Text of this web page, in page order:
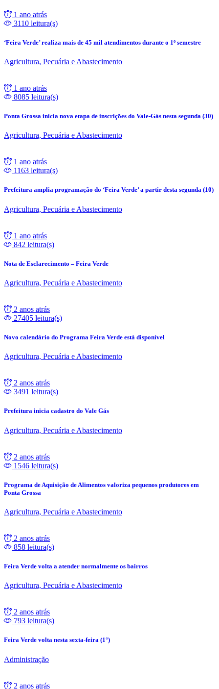
1 ano atrás
3110 leitura(s)
‘Feira Verde’ realiza mais de 45 mil atendimentos durante o 1º semestre
Agricultura, Pecuária e Abastecimento
1 ano atrás
8085 leitura(s)
Ponta Grossa inicia nova etapa de inscrições do Vale-Gás nesta segunda (30)
Agricultura, Pecuária e Abastecimento
1 ano atrás
1163 leitura(s)
Prefeitura amplia programação do ‘Feira Verde’ a partir desta segunda (10)
Agricultura, Pecuária e Abastecimento
1 ano atrás
842 leitura(s)
Nota de Esclarecimento – Feira Verde
Agricultura, Pecuária e Abastecimento
2 anos atrás
27405 leitura(s)
Novo calendário do Programa Feira Verde está disponível
Agricultura, Pecuária e Abastecimento
2 anos atrás
3491 leitura(s)
Prefeitura inicia cadastro do Vale Gás
Agricultura, Pecuária e Abastecimento
2 anos atrás
1546 leitura(s)
Programa de Aquisição de Alimentos valoriza pequenos produtores em
Ponta Grossa
Agricultura, Pecuária e Abastecimento
2 anos atrás
858 leitura(s)
Feira Verde volta a atender normalmente os bairros
Agricultura, Pecuária e Abastecimento
2 anos atrás
793 leitura(s)
Feira Verde volta nesta sexta-feira (1°)
Administração
2 anos atrás